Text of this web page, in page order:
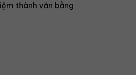
thành văn bằng